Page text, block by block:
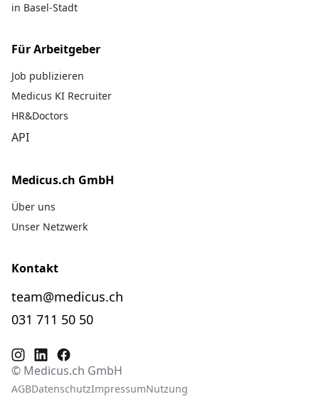
in Basel-Stadt
Für Arbeitgeber
Job publizieren
Medicus KI Recruiter
HR&Doctors
API
Medicus.ch GmbH
Über uns
Unser Netzwerk
Kontakt
team@medicus.ch
031 711 50 50
© Medicus.ch GmbH
AGBDatenschutzImpressumNutzung